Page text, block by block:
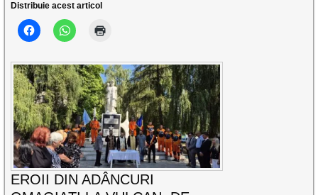
Distribuie acest articol
EROII DIN ADÂNCURI